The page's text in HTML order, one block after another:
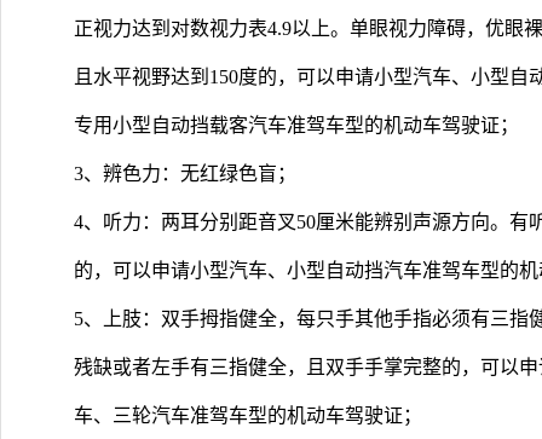
正视力达到对数视力表4.9以上。单眼视力障碍，优眼
且水平视野达到150度的，可以申请小型汽车、小型
专用小型自动挡载客汽车准驾车型的机动车驾驶证；
3、辨色力：无红绿色盲；
4、听力：两耳分别距音叉50厘米能辨别声源方向。
的，可以申请小型汽车、小型自动挡汽车准驾车型的
5、上肢：双手拇指健全，每只手其他手指必须有三
残缺或者左手有三指健全，且双手手掌完整的，可以
车、三轮汽车准驾车型的机动车驾驶证；